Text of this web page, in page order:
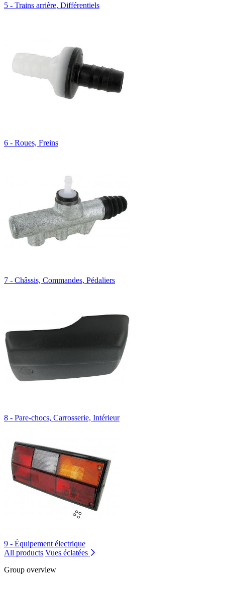
5 - Trains arrière, Différentiels
6 - Roues, Freins
7 - Châssis, Commandes, Pédaliers
8 - Pare-chocs, Carrosserie, Intérieur
9 - Équipement électrique
All products Vues éclatées
Group overview